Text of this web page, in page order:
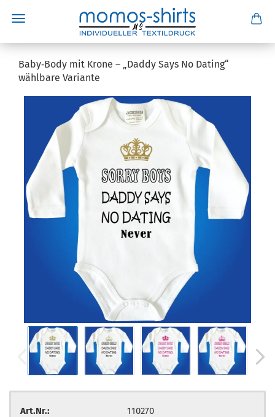
Baby‑Body mit Krone – „Daddy Says No Dating“
wählbare Variante
Art.Nr.:
110270